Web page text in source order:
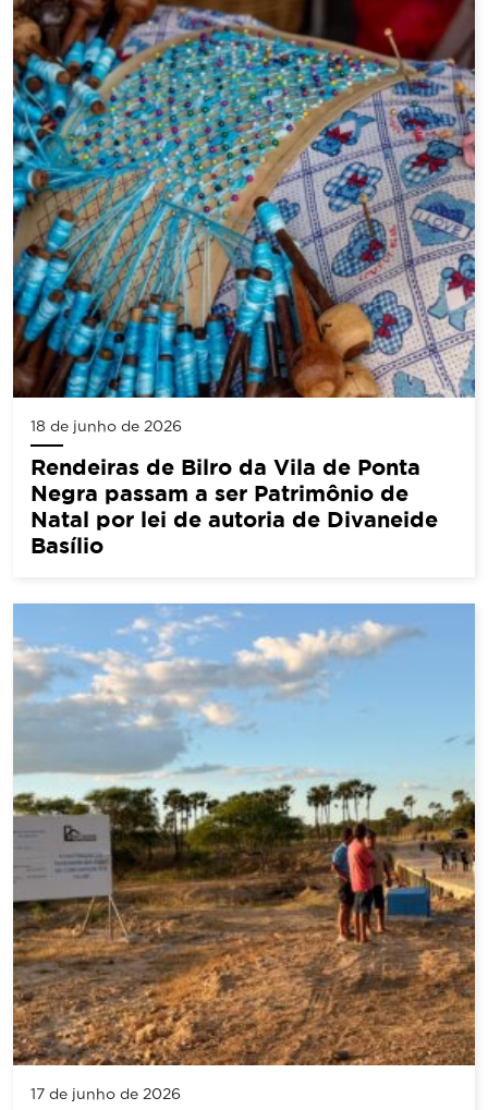
18 de junho de 2026
Rendeiras de Bilro da Vila de Ponta
Negra passam a ser Patrimônio de
Natal por lei de autoria de Divaneide
Basílio
17 de junho de 2026